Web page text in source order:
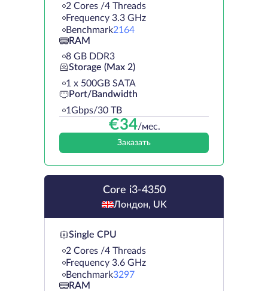
2 Cores /4 Threads
Frequency 3.3 GHz
Benchmark2164
RAM
8 GB DDR3
Storage (Max 2)
1 х 500GB SATA
Port/Bandwidth
1Gbps/30 TB
€34/мес.
Заказать
Core i3-4350
Лондон, UK
Single CPU
2 Cores /4 Threads
Frequency 3.6 GHz
Benchmark3297
RAM